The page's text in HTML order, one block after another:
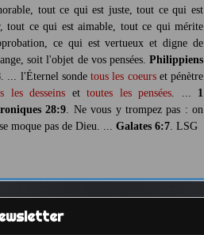
tout ce qui est juste, tout ce qui est
tout ce qui est aimable, tout ce qui mérite
ce qui est vertueux et digne de
soit l'objet de vos pensées. Philippiens
. ... l'Éternel sonde tous les coeurset pénètre
les desseins et toutes les pensées. ... 1
28:9. Ne vous y trompez pas : on
moque pas de Dieu. ... Galates 6:7. LSG